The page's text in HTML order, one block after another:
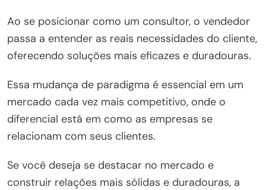
Ao se posicionar como um consultor, o vendedor
passa a entender as reais necessidades do cliente,
oferecendo soluções mais eficazes e duradouras.
Essa mudança de paradigma é essencial em um
mercado cada vez mais competitivo, onde o
diferencial está em como as empresas se
relacionam com seus clientes.
Se você deseja se destacar no mercado e
construir relações mais sólidas e duradouras, a